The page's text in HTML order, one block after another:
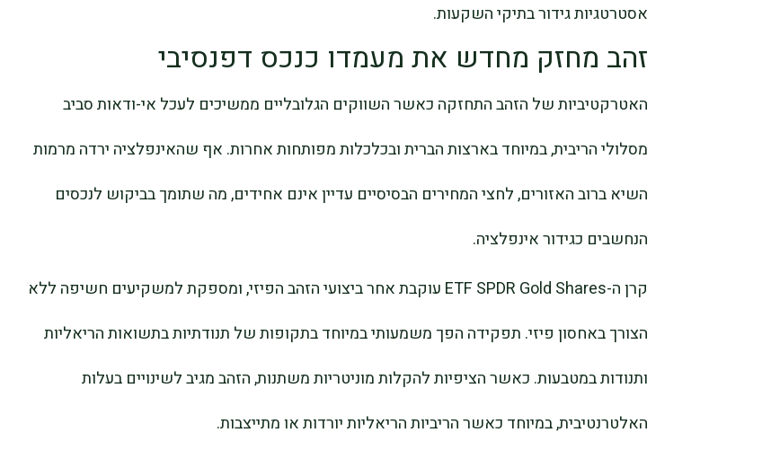
אסטרטגיות גידור בתיקי השקעות.
זהב מחזק מחדש את מעמדו כנכס דפנסיבי
האטרקטיביות של הזהב התחזקה כאשר השווקים הגלובליים ממשיכים לעכל אי-ודאות סביב
מסלולי הריבית, במיוחד בארצות הברית ובכלכלות מפותחות אחרות. אף שהאינפלציה ירדה מרמות
השיא ברוב האזורים, לחצי המחירים הבסיסיים עדיין אינם אחידים, מה שתומך בביקוש לנכסים
הנחשבים כגידור אינפלציה.
קרן ה-ETF SPDR Gold Shares עוקבת אחר ביצועי הזהב הפיזי, ומספקת למשקיעים חשיפה ללא
הצורך באחסון פיזי. תפקידה הפך משמעותי במיוחד בתקופות של תנודתיות בתשואות הריאליות
ותנודות במטבעות. כאשר הציפיות להקלות מוניטריות משתנות, הזהב מגיב לשינויים בעלות
האלטרנטיבית, במיוחד כאשר הריביות הריאליות יורדות או מתייצבות.